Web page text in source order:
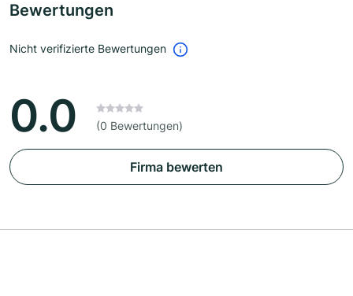
Bewertungen
Nicht verifizierte Bewertungen
0.0 (0 Bewertungen)
Firma bewerten